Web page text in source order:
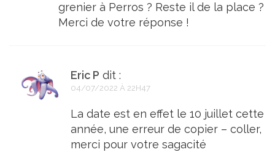
grenier à Perros ? Reste il de la place ?
Merci de votre réponse !
Eric P dit :
04/07/2022 À 22H47
La date est en effet le 10 juillet cette
année, une erreur de copier – coller,
merci pour votre sagacité